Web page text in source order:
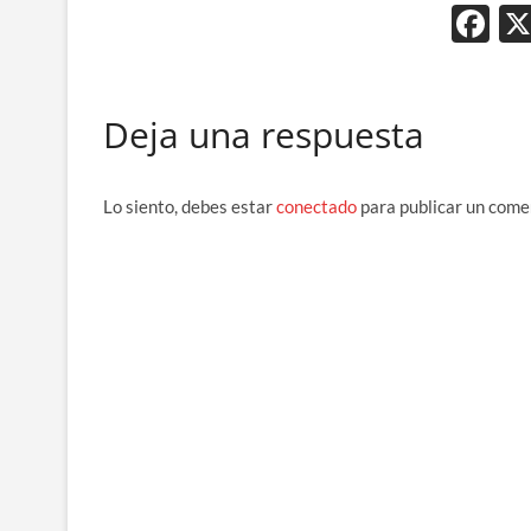
F
o
Deja una respuesta
Lo siento, debes estarconectado para publicar un